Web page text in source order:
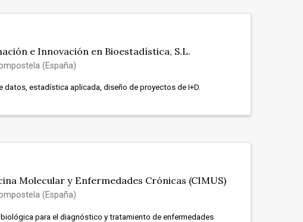
e Innovación en Bioestadística, S.L.
(España)
estadística aplicada, diseño de proyectos de I+D.
Molecular y Enfermedades Crónicas (CIMUS)
(España)
para el diagnóstico y tratamiento de enfermedades